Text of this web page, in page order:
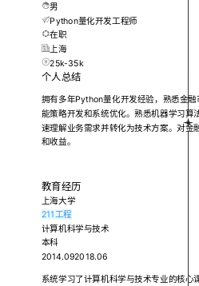
男
Python量化开发工程师
在职
上海
25k-35k
个人总结
拥有多年Python量化开发经验，熟悉金
能策略开发和系统优化。熟悉机器学习算
速理解业务需求并转化为技术方案。对金
和收益。
教育经历
上海大学
211工程
计算机科学与技术
本科
2014.092018.06
系统学习了计算机科学与技术专业的核